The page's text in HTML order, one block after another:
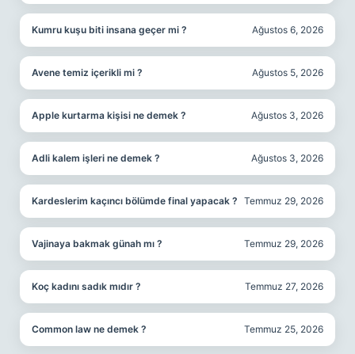
Kumru kuşu biti insana geçer mi ? Ağustos 6, 2026
Avene temiz içerikli mi ? Ağustos 5, 2026
Apple kurtarma kişisi ne demek ? Ağustos 3, 2026
Adli kalem işleri ne demek ? Ağustos 3, 2026
Kardeslerim kaçıncı bölümde final yapacak ? Temmuz 29, 2026
Vajinaya bakmak günah mı ? Temmuz 29, 2026
Koç kadını sadık mıdır ? Temmuz 27, 2026
Common law ne demek ? Temmuz 25, 2026